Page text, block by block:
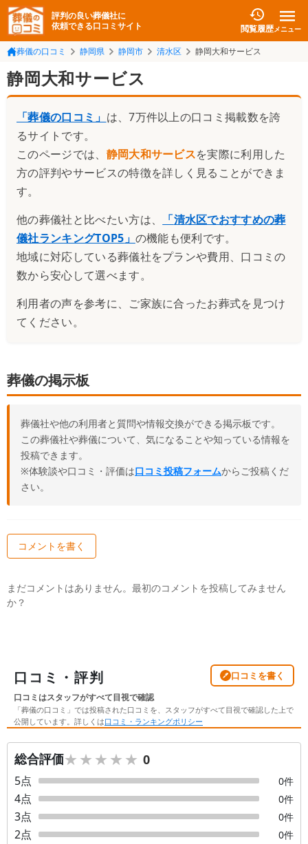
評判の良い葬儀社に
依頼できる口コミサイト
閲覧履歴メニュー
葬儀の口コミ 静岡県 静岡市 清水区 静岡大和サービス
静岡大和サービス
「葬儀の口コミ」 は、7万件以上の口コミ掲載数を誇
るサイトです。
このページでは、 静岡大和サービスを実際に利用した
方の評判やサービスの特徴を詳しく見ることができま
す。
他の葬儀社と比べたい方は、
「清水区でおすすめの葬
儀社ランキングTOP5 」 の機能も便利です。
地域に対応している葬儀社をプランや費用、口コミの
数から安心して選べます。
利用者の声を参考に、ご家族に合ったお葬式を見つけ
てください。
葬儀の掲示板
葬儀社や他の利用者と質問や情報交換ができる掲示板です。
この葬儀社や葬儀について、気になることや知っている情報を
投稿できます。
※体験談や口コミ・評価は口コミ投稿フォームからご投稿くだ
さい。
コメントを書く
まだコメントはありません。最初のコメントを投稿してみません
か？
口コミ・評判 口コミを書く
口コミはスタッフがすべて目視で確認
「葬儀の口コミ」では投稿された口コミを、スタッフがすべて目視で確認した上で
公開しています。詳しくは口コミ・ランキングポリシー
総合評価★★★★★
★★★★★ 0
5点 0件
4点 0件
3点 0件
2点 0件